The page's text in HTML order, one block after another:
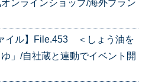
ンラインショップ/海外ブラン
イル】File.453 ＜しょう油を
」/自社蔵と連動でイベント開